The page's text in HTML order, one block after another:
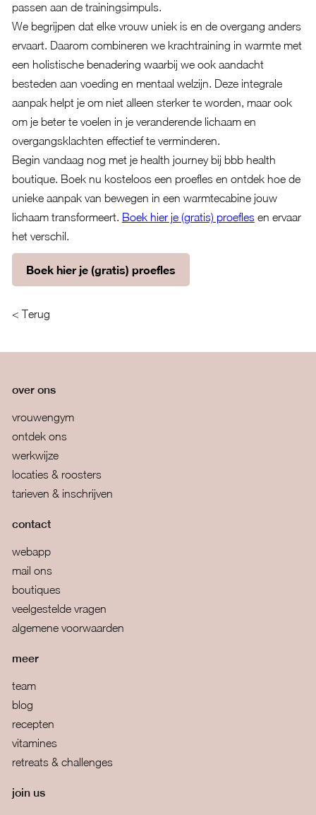
passen aan de trainingsimpuls.
We begrijpen dat elke vrouw uniek is en de overgang anders
ervaart. Daarom combineren we krachtraining in warmte met
een holistische benadering waarbij we ook aandacht
besteden aan voeding en mentaal welzijn. Deze integrale
aanpak helpt je om niet alleen sterker te worden, maar ook
om je beter te voelen in je veranderende lichaam en
overgangsklachten effectief te verminderen.
Begin vandaag nog met je health journey bij bbb health
boutique. Boek nu kosteloos een proefles en ontdek hoe de
unieke aanpak van bewegen in een warmtecabine jouw
lichaam transformeert. Boek hier je (gratis) proeflesen ervaar
het verschil.
Boek hier je (gratis) proefles
< Terug
over ons
vrouwengym
ontdek ons
werkwijze
locaties & roosters
tarieven & inschrijven
contact
webapp
mail ons
boutiques
veelgestelde vragen
algemene voorwaarden
meer
team
blog
recepten
vitamines
retreats & challenges
join us